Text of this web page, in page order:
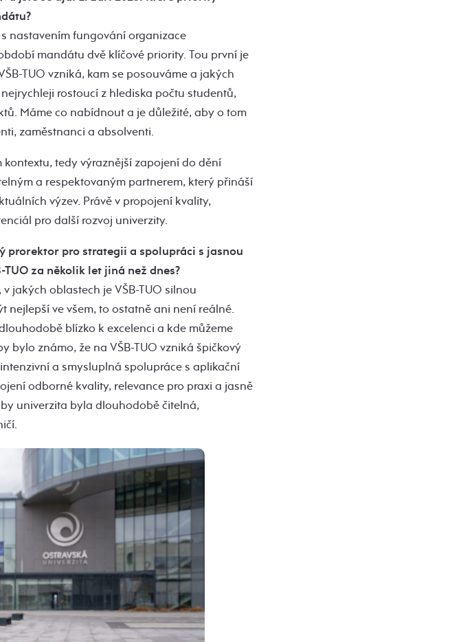
nastavením fungování organizace
mandátu dvě klíčové priority. Tou první je
TUO vzniká, kam se posouváme a jakých
rostoucí z hlediska počtu studentů,
Máme co nabídnout a je důležité, aby o tom
zaměstnanci a absolventi.
kontextu, tedy výraznější zapojení do dění
a respektovaným partnerem, který přináší
výzev. Právě v propojení kvality,
pro další rozvoj univerzity.
pro strategii a spolupráci s jasnou
za několik let jiná než dnes?
jakých oblastech je VŠB-TUO silnou
ve všem, to ostatně ani není reálné.
blízko k excelenci a kde můžeme
známo, že na VŠB-TUO vzniká špičkový
a smysluplná spolupráce s aplikační
odborné kvality, relevance pro praxi a jasně
univerzita byla dlouhodobě čitelná,